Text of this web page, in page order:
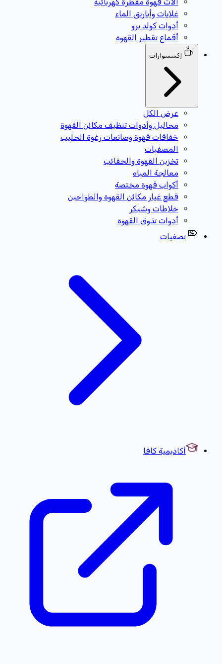
غلايات وأباريق الماء
أدوات كولد برو
أقماع تقطير القهوة
إكسسوارات
عرض الكل
محاليل وأدوات تنظيف مكائن القهوة
خفاقات قهوة وصانعات رغوة الحليب
المصفيات
تخزين القهوة والحقائب
معالجة المياه
أكواب قهوة مختصة
قطع غيار مكائن القهوة والطواحين
خلاطات وشيكر
أدوات تذوق القهوة
تصفيات
أكاديمية كافا